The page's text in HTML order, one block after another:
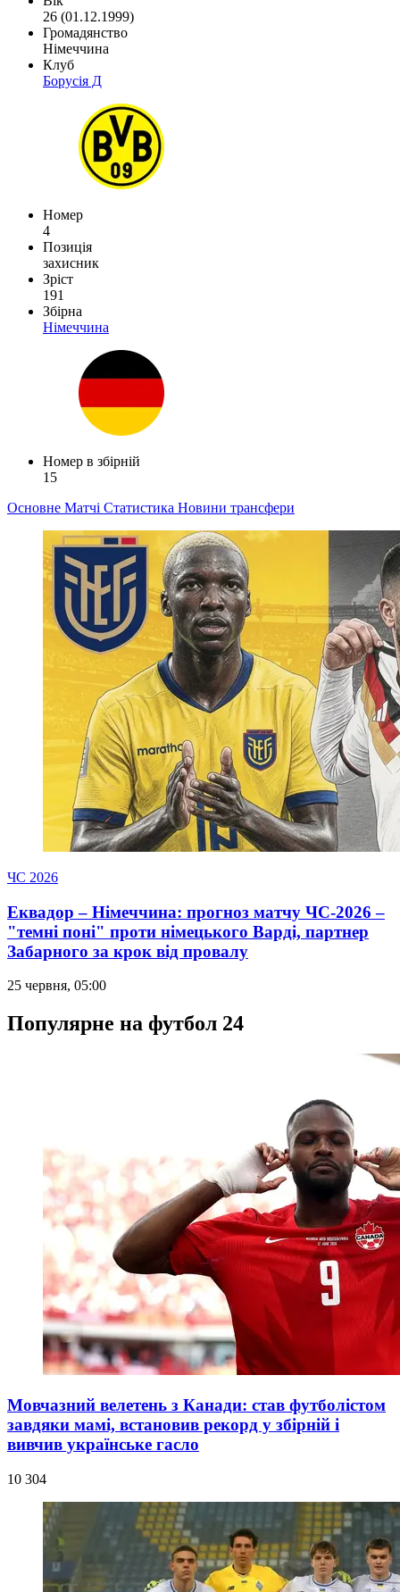
26 (01.12.1999)
Громадянство
Німеччина
Клуб
Борусія Д
Номер
4
Позиція
захисник
Зріст
191
Збірна
Німеччина
Номер в збірній
15
Основне Матчі Статистика Новини трансфери
ЧС 2026
Еквадор – Німеччина: прогноз матчу ЧС-2026 –
"темні поні" проти німецького Варді, партнер
Забарного за крок від провалу
25 червня, 05:00
Популярне на футбол 24
Мовчазний велетень з Канади: став футболістом
завдяки мамі, встановив рекорд у збірній і
вивчив українське гасло
10 304